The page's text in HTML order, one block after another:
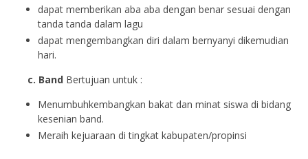
dapat memberikan aba aba dengan benar sesuai dengan
tanda tanda dalam lagu
dapat mengembangkan diri dalam bernyanyi dikemudian
hari.
c. Band Bertujuan untuk :
Menumbuhkembangkan bakat dan minat siswa di bidang
kesenian band.
Meraih kejuaraan di tingkat kabupaten/propinsi